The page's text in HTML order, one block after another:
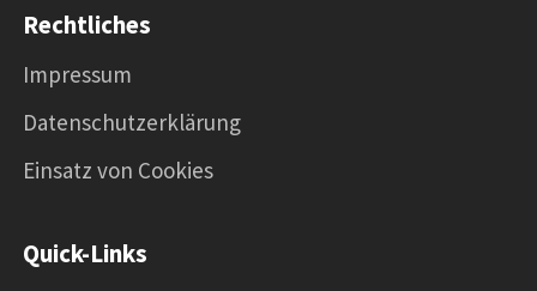
Rechtliches
Impressum
Datenschutzerklärung
Einsatz von Cookies
Quick-Links